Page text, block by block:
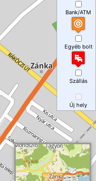
Bank/ATM
Egyéb bolt
Szállás
Új hely